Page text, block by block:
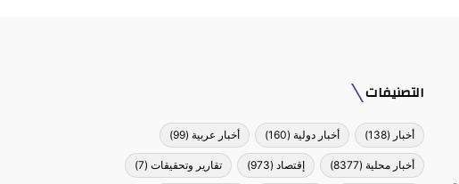
التصنيفات
أخبار (138) أخبار دولية(160) أخبار عربية(99)
أخبار محلية(8377) إقتصاد (973) تقارير وتحقيقات(7)